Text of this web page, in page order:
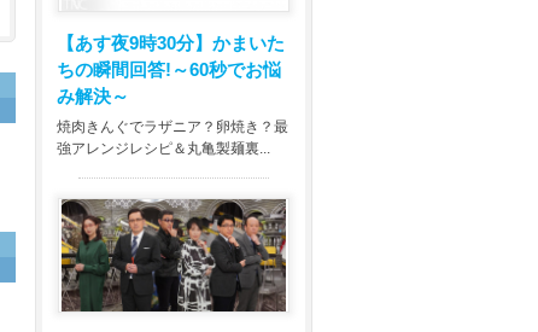
【あす夜9時30分】 かまいた
ちの瞬間回答!～60秒でお悩
み解決～
焼肉きんぐでラザニア？卵焼き？最
強アレンジレシピ＆丸亀製麺裏...